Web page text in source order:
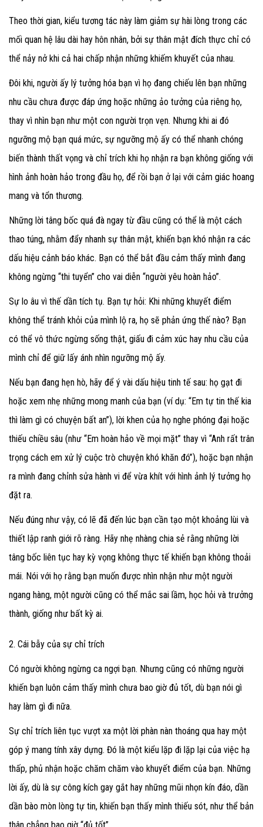
Theo thời gian, kiểu tương tác này làm giảm sự hài lòng trong các
mối quan hệ lâu dài hay hôn nhân, bởi sự thân mật đích thực chỉ có
thể nảy nở khi cả hai chấp nhận những khiếm khuyết của nhau.
Đôi khi, người ấy lý tưởng hóa bạn vì họ đang chiếu lên bạn những
nhu cầu chưa được đáp ứng hoặc những ảo tưởng của riêng họ,
thay vì nhìn bạn như một con người trọn vẹn. Nhưng khi ai đó
ngưỡng mộ bạn quá mức, sự ngưỡng mộ ấy có thể nhanh chóng
biến thành thất vọng và chỉ trích khi họ nhận ra bạn không giống với
hình ảnh hoàn hảo trong đầu họ, để rồi bạn ở lại với cảm giác hoang
mang và tổn thương.
Những lời tâng bốc quá đà ngay từ đầu cũng có thể là một cách
thao túng, nhằm đẩy nhanh sự thân mật, khiến bạn khó nhận ra các
dấu hiệu cảnh báo khác. Bạn có thể bắt đầu cảm thấy mình đang
không ngừng “thi tuyển” cho vai diễn “người yêu hoàn hảo”.
Sự lo âu vì thế dần tích tụ. Bạn tự hỏi: Khi những khuyết điểm
không thể tránh khỏi của mình lộ ra, họ sẽ phản ứng thế nào? Bạn
có thể vô thức ngừng sống thật, giấu đi cảm xúc hay nhu cầu của
mình chỉ để giữ lấy ánh nhìn ngưỡng mộ ấy.
Nếu bạn đang hẹn hò, hãy để ý vài dấu hiệu tinh tế sau: họ gạt đi
hoặc xem nhẹ những mong manh của bạn (ví dụ: “Em tự tin thế kia
thì làm gì có chuyện bất an”), lời khen của họ nghe phóng đại hoặc
thiếu chiều sâu (như “Em hoàn hảo về mọi mặt” thay vì “Anh rất trân
trọng cách em xử lý cuộc trò chuyện khó khăn đó”), hoặc bạn nhận
ra mình đang chỉnh sửa hành vi để vừa khít với hình ảnh lý tưởng họ
đặt ra.
Nếu đúng như vậy, có lẽ đã đến lúc bạn cần tạo một khoảng lùi và
thiết lập ranh giới rõ ràng. Hãy nhẹ nhàng chia sẻ rằng những lời
tâng bốc liên tục hay kỳ vọng không thực tế khiến bạn không thoải
mái. Nói với họ rằng bạn muốn được nhìn nhận như một người
ngang hàng, một người cũng có thể mắc sai lầm, học hỏi và trưởng
thành, giống như bất kỳ ai.
2. Cái bẫy của sự chỉ trích
Có người không ngừng ca ngợi bạn. Nhưng cũng có những người
khiến bạn luôn cảm thấy mình chưa bao giờ đủ tốt, dù bạn nói gì
hay làm gì đi nữa.
Sự chỉ trích liên tục vượt xa một lời phàn nàn thoáng qua hay một
góp ý mang tính xây dựng. Đó là một kiểu lặp đi lặp lại của việc hạ
thấp, phủ nhận hoặc chăm chăm vào khuyết điểm của bạn. Những
lời ấy, dù là sự công kích gay gắt hay những mũi nhọn kín đáo, dần
dần bào mòn lòng tự tin, khiến bạn thấy mình thiếu sót, như thể bản